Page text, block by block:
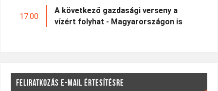
17:00
A következő gazdasági verseny a
vízért folyhat - Magyarországon is
FELIRATKOZÁS E-MAIL ÉRTESÍTÉSRE